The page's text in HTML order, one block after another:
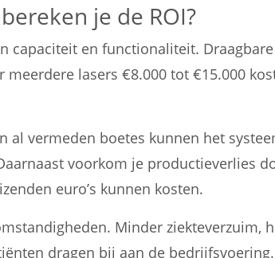
je de ROI?
capaciteit en functionaliteit.
lasers €8.000 tot €15.000
vermeden boetes kunnen het
voorkom je productieverlies
euro’s kunnen kosten.
Minder ziekteverzuim,
dragen bij aan de